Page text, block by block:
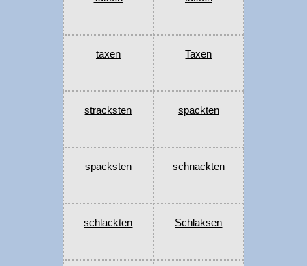
taxen Taxen
stracksten spackten
spacksten schnackten
schlackten Schlaksen